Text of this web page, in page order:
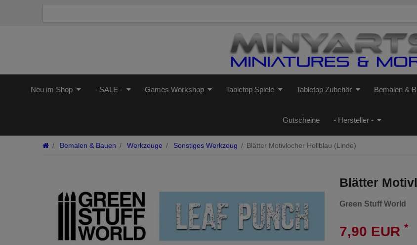
Neu im Shop - SALE - Games Workshop Tabletop Spiele Tabletop Zubehör Bemalen &
Gutscheine - Hersteller -
Bemalen & Bauen Werkzeuge Sonstiges Werkzeug Blätter Motivlocher Hellblau (Linde)
Blätter
Green Stuff World
7,90 EUR *